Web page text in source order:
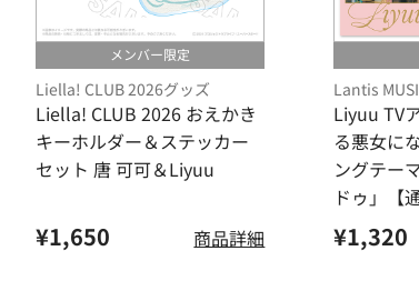
メンバー限定
Liella! CLUB 2026グッズ
Liella! CLUB 2026 おえかき
キーホルダー＆ステッカー
セット 唐 可可＆Liyuu
¥1,650 商品詳細
Lantis
Liyuu TV
る悪女に
ングテー
ドゥ」【
¥1,320